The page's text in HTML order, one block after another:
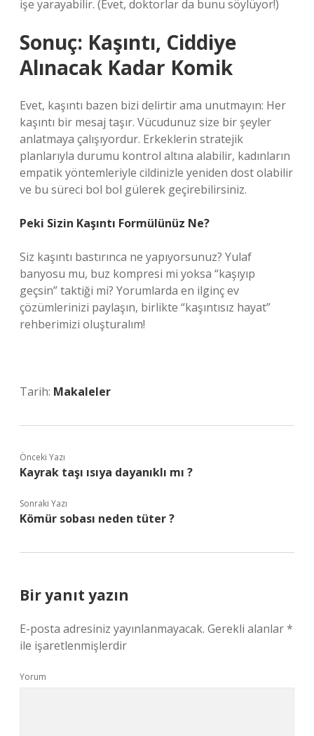
işe yarayabilir. (Evet, doktorlar da bunu söylüyor!)
Sonuç: Kaşıntı, Ciddiye
Alınacak Kadar Komik
Evet, kaşıntı bazen bizi delirtir ama unutmayın: Her
kaşıntı bir mesaj taşır. Vücudunuz size bir şeyler
anlatmaya çalışıyordur. Erkeklerin stratejik
planlarıyla durumu kontrol altına alabilir, kadınların
empatik yöntemleriyle cildinizle yeniden dost olabilir
ve bu süreci bol bol gülerek geçirebilirsiniz.
Peki Sizin Kaşıntı Formülünüz Ne?
Siz kaşıntı bastırınca ne yapıyorsunuz? Yulaf
banyosu mu, buz kompresi mi yoksa “kaşıyıp
geçsin” taktiği mi? Yorumlarda en ilginç ev
çözümlerinizi paylaşın, birlikte “kaşıntısız hayat”
rehberimizi oluşturalım!
Tarih: Makaleler
Önceki Yazı
Kayrak taşı ısıya dayanıklı mı ?
Sonraki Yazı
Kömür sobası neden tüter ?
Bir yanıt yazın
E-posta adresiniz yayınlanmayacak. Gerekli alanlar*
ile işaretlenmişlerdir
Yorum